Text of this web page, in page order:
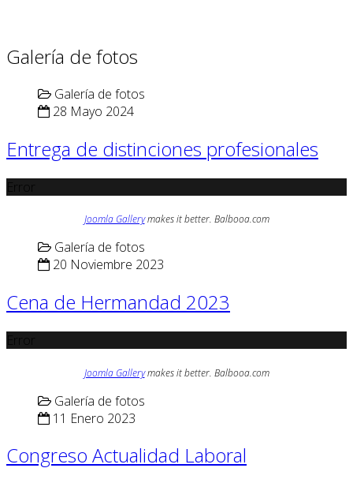
Galería de fotos
Galería de fotos
28 Mayo 2024
Entrega de distinciones profesionales
Joomla Gallerymakes it better. Balbooa.com
Galería de fotos
20 Noviembre 2023
Cena de Hermandad 2023
Joomla Gallerymakes it better. Balbooa.com
Galería de fotos
11 Enero 2023
Congreso Actualidad Laboral